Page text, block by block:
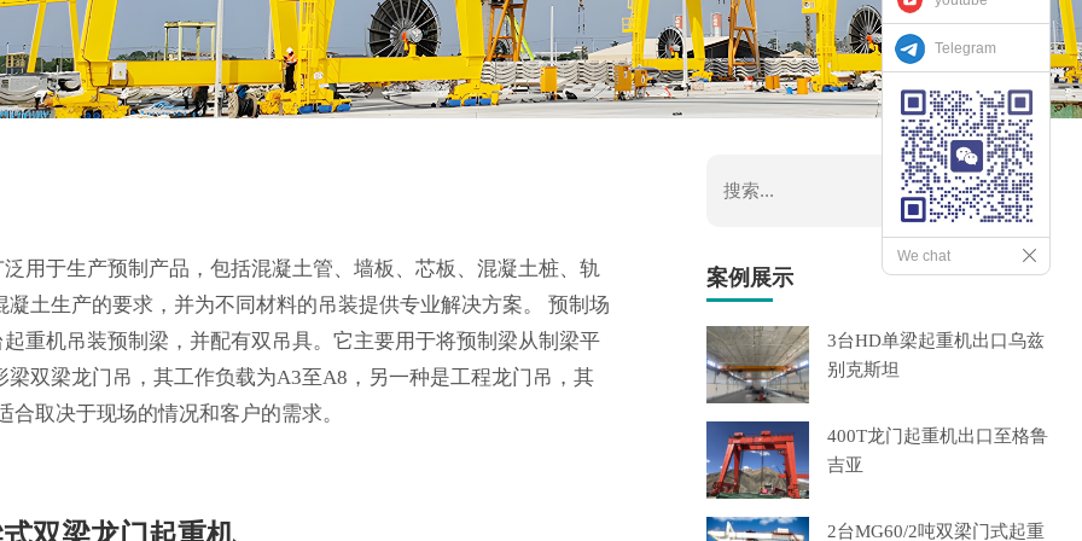
用于生产预制产品，包括混凝土管、墙板、芯板、混凝土桩、轨
土生产的要求，并为不同材料的吊装提供专业解决方案。 预制场
重机吊装预制梁，并配有双吊具。它主要用于将预制梁从制梁平
双梁龙门吊，其工作负载为A3至A8，另一种是工程龙门吊，其
取决于现场的情况和客户的需求。
案例展示
3台HD单梁起重机出口乌兹
别克斯坦
400T龙门起重机出口至格鲁
吉亚
2台MG60/2吨双梁门式起重
Telegram
We chat